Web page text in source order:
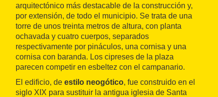
arquitectónico más destacable de la construcción y,
por extensión, de todo el municipio. Se trata de una
torre de unos treinta metros de altura, con planta
ochavada y cuatro cuerpos, separados
respectivamente por pináculos, una cornisa y una
cornisa con baranda. Los cipreses de la plaza
parecen competir en esbeltez con el campanario.
El edificio, de estilo neogótico, fue construido en el
siglo XIX para sustituir la antigua iglesia de Santa